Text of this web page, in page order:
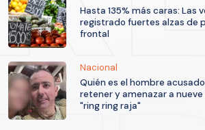
Hasta 135% más caras: Las
registrado fuertes alzas de
frontal
Nacional
Quién es el hombre
retener y amenazar a
"ring ring raja"